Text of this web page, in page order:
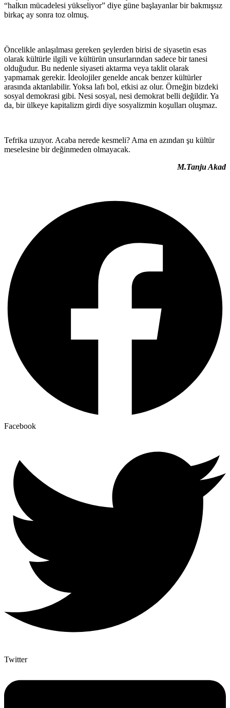
“halkın mücadelesi yükseliyor” diye güne başlayanlar bir bakmışsız
birkaç ay sonra toz olmuş.
Öncelikle anlaşılması gereken şeylerden birisi de siyasetin esas
olarak kültürle ilgili ve kültürün unsurlarından sadece bir tanesi
olduğudur. Bu nedenle siyaseti aktarma veya taklit olarak
yapmamak gerekir. İdeolojiler genelde ancak benzer kültürler
arasında aktarılabilir. Yoksa lafı bol, etkisi az olur. Örneğin bizdeki
sosyal demokrasi gibi. Nesi sosyal, nesi demokrat belli değildir. Ya
da, bir ülkeye kapitalizm girdi diye sosyalizmin koşulları oluşmaz.
Tefrika uzuyor. Acaba nerede kesmeli? Ama en azından şu kültür
meselesine bir değinmeden olmayacak.
M.Tanju Akad
Facebook
Twitter